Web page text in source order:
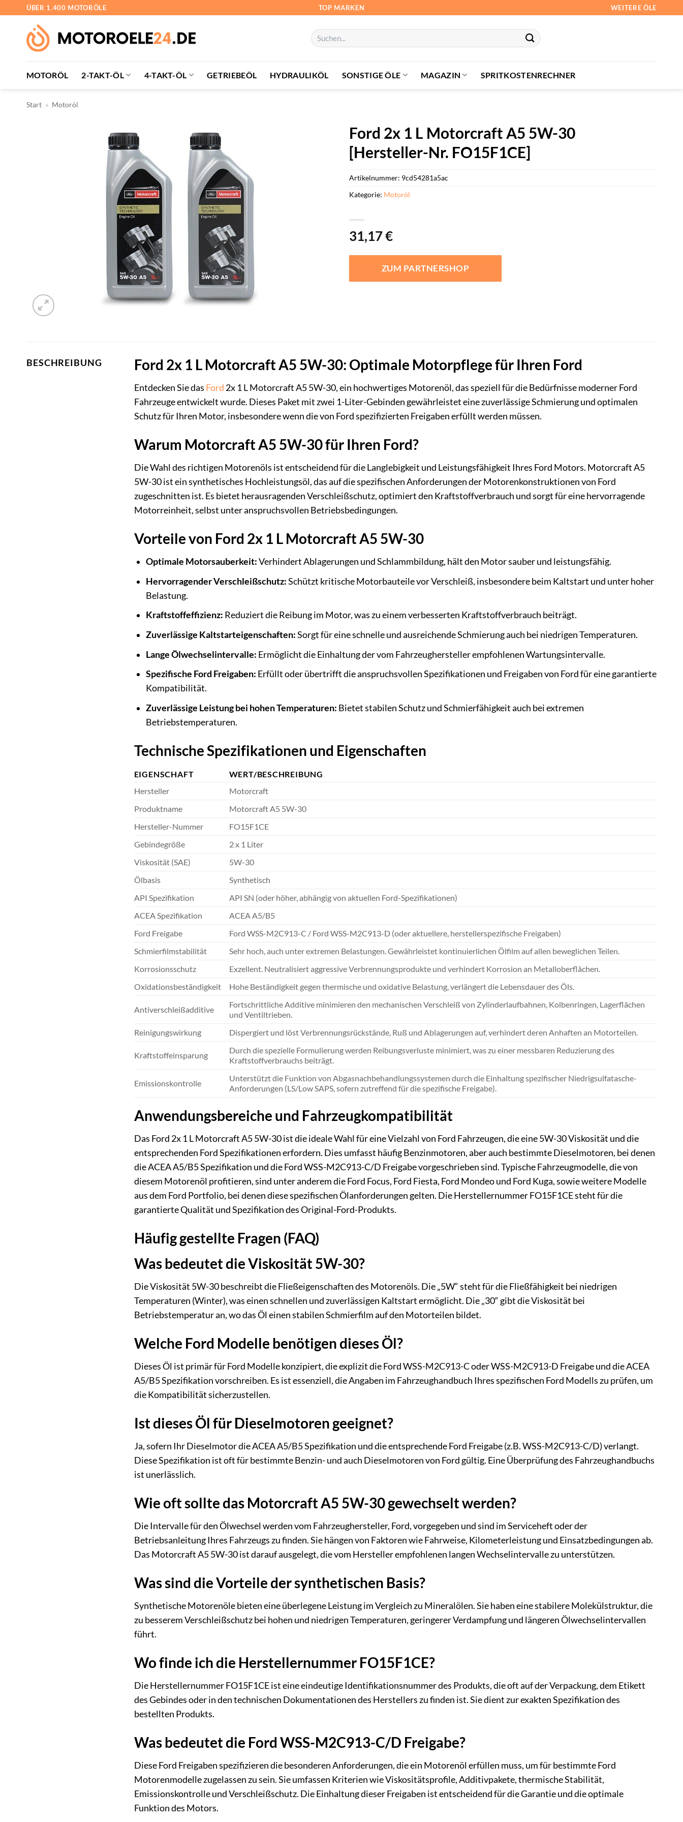
springen
ÜBER 1.400 MOTORÖLE TOP MARKEN WEITERE ÖLE
Suchen
nach:
MOTORÖL 2-TAKT-ÖL 4-TAKT-ÖL GETRIEBEÖL HYDRAULIKÖL SONSTIGE ÖLE MAGAZIN SPRITKOSTENRECHNER
Start » Motoröl
Ford 2x 1 L Motorcraft A5 5W-30
[Hersteller-Nr. FO15F1CE]
31,17€
ZUM PARTNERSHOP
Artikelnummer: 9cd54281a5ac
Kategorie: Motoröl
BESCHREIBUNG Ford 2x 1 L Motorcraft A5 5W-30: Optimale Motorpflege für Ihren Ford
Entdecken Sie das Ford 2x 1 L Motorcraft A5 5W-30, ein hochwertiges Motorenöl, das speziell für die Bedürfnisse moderner Ford
Fahrzeuge entwickelt wurde. Dieses Paket mit zwei 1-Liter-Gebinden gewährleistet eine zuverlässige Schmierung und optimalen
Schutz für Ihren Motor, insbesondere wenn die von Ford spezifizierten Freigaben erfüllt werden müssen.
Warum Motorcraft A5 5W-30 für Ihren Ford?
Die Wahl des richtigen Motorenöls ist entscheidend für die Langlebigkeit und Leistungsfähigkeit Ihres Ford Motors. Motorcraft A5
5W-30 ist ein synthetisches Hochleistungsöl, das auf die spezifischen Anforderungen der Motorenkonstruktionen von Ford
zugeschnitten ist. Es bietet herausragenden Verschleißschutz, optimiert den Kraftstoffverbrauch und sorgt für eine hervorragende
Motorreinheit, selbst unter anspruchsvollen Betriebsbedingungen.
Vorteile von Ford 2x 1 L Motorcraft A5 5W-30
Optimale Motorsauberkeit:Verhindert Ablagerungen und Schlammbildung, hält den Motor sauber und leistungsfähig.
Hervorragender Verschleißschutz:Schützt kritische Motorbauteile vor Verschleiß, insbesondere beim Kaltstart und unter hoher
Belastung.
Kraftstoffeffizienz: Reduziert die Reibung im Motor, was zu einem verbesserten Kraftstoffverbrauch beiträgt.
Zuverlässige Kaltstarteigenschaften:Sorgt für eine schnelle und ausreichende Schmierung auch bei niedrigen Temperaturen.
Lange Ölwechselintervalle: Ermöglicht die Einhaltung der vom Fahrzeughersteller empfohlenen Wartungsintervalle.
Spezifische Ford Freigaben: Erfüllt oder übertrifft die anspruchsvollen Spezifikationen und Freigaben von Ford für eine garantierte
Kompatibilität.
Zuverlässige Leistung bei hohen Temperaturen: Bietet stabilen Schutz und Schmierfähigkeit auch bei extremen
Betriebstemperaturen.
Technische Spezifikationen und Eigenschaften
EIGENSCHAFT
WERT/BESCHREIBUNG
Hersteller
Motorcraft
Produktname
Motorcraft A5 5W-30
Hersteller-Nummer
FO15F1CE
Gebindegröße
2 x 1 Liter
Viskosität (SAE)
5W-30
Ölbasis
Synthetisch
API Spezifikation
API SN (oder höher, abhängig von aktuellen Ford-Spezifikationen)
ACEA Spezifikation
ACEA A5/B5
Ford Freigabe
Ford WSS-M2C913-C / Ford WSS-M2C913-D (oder aktuellere, herstellerspezifische Freigaben)
Schmierfilmstabilität
Sehr hoch, auch unter extremen Belastungen. Gewährleistet kontinuierlichen Ölfilm auf allen beweglichen Teilen.
Korrosionsschutz
Exzellent. Neutralisiert aggressive Verbrennungsprodukte und verhindert Korrosion an Metalloberflächen.
Oxidationsbeständigkeit
Hohe Beständigkeit gegen thermische und oxidative Belastung, verlängert die Lebensdauer des Öls.
Antiverschleißadditive
Fortschrittliche Additive minimieren den mechanischen Verschleiß von Zylinderlaufbahnen, Kolbenringen, Lagerflächen
und Ventiltrieben.
Reinigungswirkung
Dispergiert und löst Verbrennungsrückstände, Ruß und Ablagerungen auf, verhindert deren Anhaften an Motorteilen.
Kraftstoffeinsparung
Durch die spezielle Formulierung werden Reibungsverluste minimiert, was zu einer messbaren Reduzierung des
Kraftstoffverbrauchs beiträgt.
Emissionskontrolle
Unterstützt die Funktion von Abgasnachbehandlungssystemen durch die Einhaltung spezifischer Niedrigsulfatasche-
Anforderungen (LS/Low SAPS, sofern zutreffend für die spezifische Freigabe).
Anwendungsbereiche und Fahrzeugkompatibilität
Das Ford 2x 1 L Motorcraft A5 5W-30 ist die ideale Wahl für eine Vielzahl von Ford Fahrzeugen, die eine 5W-30 Viskosität und die
entsprechenden Ford Spezifikationen erfordern. Dies umfasst häufig Benzinmotoren, aber auch bestimmte Dieselmotoren, bei denen
die ACEA A5/B5 Spezifikation und die Ford WSS-M2C913-C/D Freigabe vorgeschrieben sind. Typische Fahrzeugmodelle, die von
diesem Motorenöl profitieren, sind unter anderem die Ford Focus, Ford Fiesta, Ford Mondeo und Ford Kuga, sowie weitere Modelle
aus dem Ford Portfolio, bei denen diese spezifischen Ölanforderungen gelten. Die Herstellernummer FO15F1CE steht für die
garantierte Qualität und Spezifikation des Original-Ford-Produkts.
Häufig gestellte Fragen (FAQ)
Was bedeutet die Viskosität 5W-30?
Die Viskosität 5W-30 beschreibt die Fließeigenschaften des Motorenöls. Die „5W“ steht für die Fließfähigkeit bei niedrigen
Temperaturen (Winter), was einen schnellen und zuverlässigen Kaltstart ermöglicht. Die „30“ gibt die Viskosität bei
Betriebstemperatur an, wo das Öl einen stabilen Schmierfilm auf den Motorteilen bildet.
Welche Ford Modelle benötigen dieses Öl?
Dieses Öl ist primär für Ford Modelle konzipiert, die explizit die Ford WSS-M2C913-C oder WSS-M2C913-D Freigabe und die ACEA
A5/B5 Spezifikation vorschreiben. Es ist essenziell, die Angaben im Fahrzeughandbuch Ihres spezifischen Ford Modells zu prüfen, um
die Kompatibilität sicherzustellen.
Ist dieses Öl für Dieselmotoren geeignet?
Ja, sofern Ihr Dieselmotor die ACEA A5/B5 Spezifikation und die entsprechende Ford Freigabe (z.B. WSS-M2C913-C/D) verlangt.
Diese Spezifikation ist oft für bestimmte Benzin- und auch Dieselmotoren von Ford gültig. Eine Überprüfung des Fahrzeughandbuchs
ist unerlässlich.
Wie oft sollte das Motorcraft A5 5W-30 gewechselt werden?
Die Intervalle für den Ölwechsel werden vom Fahrzeughersteller, Ford, vorgegeben und sind im Serviceheft oder der
Betriebsanleitung Ihres Fahrzeugs zu finden. Sie hängen von Faktoren wie Fahrweise, Kilometerleistung und Einsatzbedingungen ab.
Das Motorcraft A5 5W-30 ist darauf ausgelegt, die vom Hersteller empfohlenen langen Wechselintervalle zu unterstützen.
Was sind die Vorteile der synthetischen Basis?
Synthetische Motorenöle bieten eine überlegene Leistung im Vergleich zu Mineralölen. Sie haben eine stabilere Molekülstruktur, die
zu besserem Verschleißschutz bei hohen und niedrigen Temperaturen, geringerer Verdampfung und längeren Ölwechselintervallen
führt.
Wo finde ich die Herstellernummer FO15F1CE?
Die Herstellernummer FO15F1CE ist eine eindeutige Identifikationsnummer des Produkts, die oft auf der Verpackung, dem Etikett
des Gebindes oder in den technischen Dokumentationen des Herstellers zu finden ist. Sie dient zur exakten Spezifikation des
bestellten Produkts.
Was bedeutet die Ford WSS-M2C913-C/D Freigabe?
Diese Ford Freigaben spezifizieren die besonderen Anforderungen, die ein Motorenöl erfüllen muss, um für bestimmte Ford
Motorenmodelle zugelassen zu sein. Sie umfassen Kriterien wie Viskositätsprofile, Additivpakete, thermische Stabilität,
Emissionskontrolle und Verschleißschutz. Die Einhaltung dieser Freigaben ist entscheidend für die Garantie und die optimale
Funktion des Motors.